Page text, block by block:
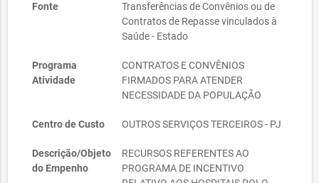
Fonte
Transferências de Convênios ou de
Contratos de Repasse vinculados à
Saúde - Estado
Programa
Atividade
CONTRATOS E CONVÊNIOS
FIRMADOS PARA ATENDER
NECESSIDADE DA POPULAÇÃO
Centro de Custo OUTROS SERVIÇOS TERCEIROS - PJ
Descrição/Objeto
do Empenho
RECURSOS REFERENTES AO
PROGRAMA DE INCENTIVO